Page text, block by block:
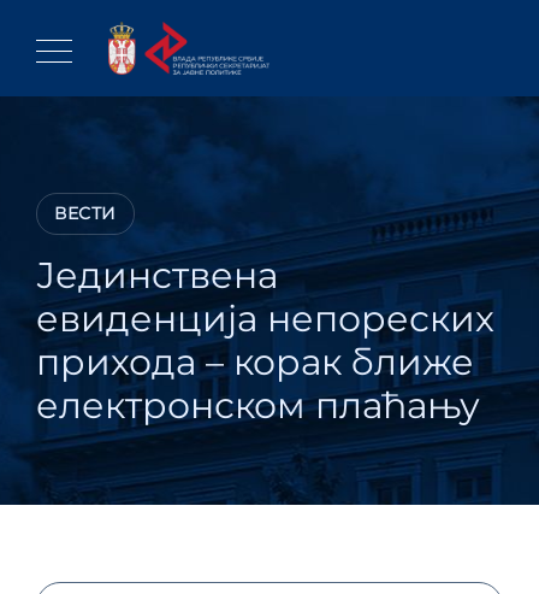
content
ВЕСТИ
Јединствена
евиденција непореских
прихода – корак ближе
електронском плаћању